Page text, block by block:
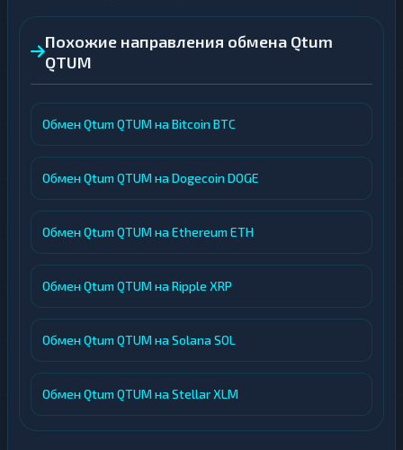
Похожие направления обмена Qtum
QTUM
Обмен Qtum QTUM на Bitcoin BTC
Обмен Qtum QTUM на Dogecoin DOGE
Обмен Qtum QTUM на Ethereum ETH
Обмен Qtum QTUM на Ripple XRP
Обмен Qtum QTUM на Solana SOL
Обмен Qtum QTUM на Stellar XLM